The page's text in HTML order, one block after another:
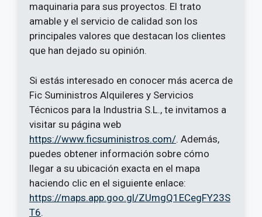
maquinaria para sus proyectos. El trato
amable y el servicio de calidad son los
principales valores que destacan los clientes
que han dejado su opinión.
Si estás interesado en conocer más acerca de
Fic Suministros Alquileres y Servicios
Técnicos para la Industria S.L., te invitamos a
visitar su página web
https://www.ficsuministros.com/. Además,
puedes obtener información sobre cómo
llegar a su ubicación exacta en el mapa
haciendo clic en el siguiente enlace:
https://maps.app.goo.gl/ZUmgQ1ECegFY23S
T6.